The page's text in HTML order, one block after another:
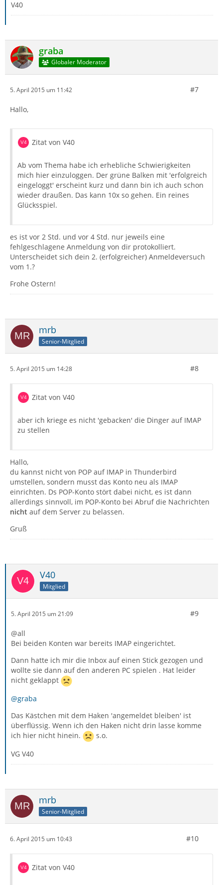
V40
graba
Globaler Moderator
5. April 2015 um 11:42 #7
Hallo,
Zitat von V40
Ab vom Thema habe ich erhebliche Schwierigkeiten
mich hier einzuloggen. Der grüne Balken mit 'erfolgreich
eingeloggt' erscheint kurz und dann bin ich auch schon
wieder draußen. Das kann 10x so gehen. Ein reines
Glücksspiel.
es ist vor 2 Std. und vor 4 Std. nur jeweils eine
fehlgeschlagene Anmeldung von dir protokolliert.
Unterscheidet sich dein 2. (erfolgreicher) Anmeldeversuch
vom 1.?
Frohe Ostern!
mrb
Senior-Mitglied
5. April 2015 um 14:28 #8
Zitat von V40
aber ich kriege es nicht 'gebacken' die Dinger auf IMAP
zu stellen
Hallo,
du kannst nicht von POP auf IMAP in Thunderbird
umstellen, sondern musst das Konto neu als IMAP
einrichten. Ds POP-Konto stört dabei nicht, es ist dann
allerdings sinnvoll, im POP-Konto bei Abruf die Nachrichten
nicht auf dem Server zu belassen.
Gruß
V40
Mitglied
5. April 2015 um 21:09 #9
@all
Bei beiden Konten war bereits IMAP eingerichtet.
Dann hatte ich mir die Inbox auf einen Stick gezogen und
wollte sie dann auf den anderen PC spielen . Hat leider
nicht geklappt
@graba
Das Kästchen mit dem Haken 'angemeldet bleiben' ist
überflüssig. Wenn ich den Haken nicht drin lasse komme
ich hier nicht hinein.
s.o.
VG V40
mrb
Senior-Mitglied
6. April 2015 um 10:43 #10
Zitat von V40